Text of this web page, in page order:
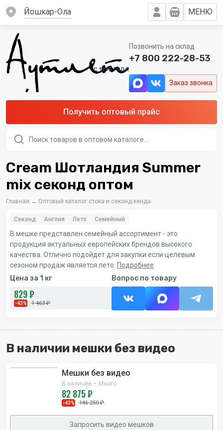
Йошкар-Ола МЕНЮ
C 1995 ГОДА
Позвонить на склад
+7 800 222-28-53
Заказ звонка
Получить оптовый прайс
товаров
Cream Шотландия Summer
mix секонд оптом
Главная → Оптовый каталог стока и секонд-хенда
Секонд Англия Лето Семейный
В мешке представлен семейный ассортимент - это
продукция актуальных европейских брендов высокого
качества. Отлично подойдет для закупки если целевым
сезоном продаж является лето. Подробнее
Цена за 1 кг
829 ₽
-43% 1 463 ₽
Вопрос по товару
В наличии мешки без видео
Мешки без видео
В наличии – Много
82 875 ₽
-43% 146 250 ₽
Запросить видео мешков